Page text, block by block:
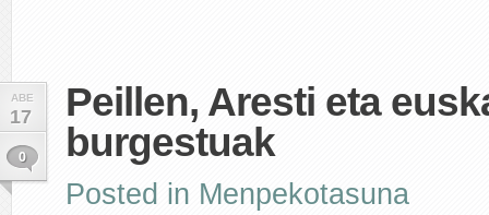
ABE
17
0
Peillen, Aresti eta
burgestuak
Posted in Menpekotasuna